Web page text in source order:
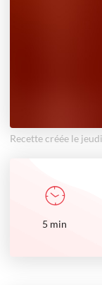
Recette créée le
5 min